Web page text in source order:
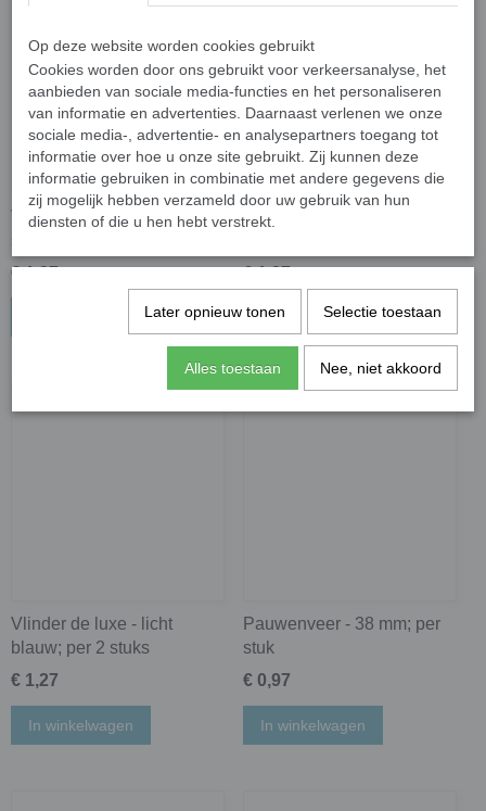
Vlinder de luxe - roze; per 2
€ 1,27
Vlinder de luxe - geel/roze;
€ 1,27
In winkelwagen
Vlinder de luxe - licht
blauw; per 2 stuks
€ 1,27
In winkelwagen
Pauwenveer - 38 mm; per
stuk
€ 0,97
In winkelwagen
Op deze website worden cookies gebruikt
Cookies worden door ons gebruikt voor verkeersanalyse, het
aanbieden van sociale media-functies en het personaliseren
van informatie en advertenties. Daarnaast verlenen we onze
sociale media-, advertentie- en analysepartners toegang tot
informatie over hoe u onze site gebruikt. Zij kunnen deze
informatie gebruiken in combinatie met andere gegevens die
zij mogelijk hebben verzameld door uw gebruik van hun
diensten of die u hen hebt verstrekt.
Later opnieuw tonen Selectie toestaan
Alles toestaan Nee, niet akkoord